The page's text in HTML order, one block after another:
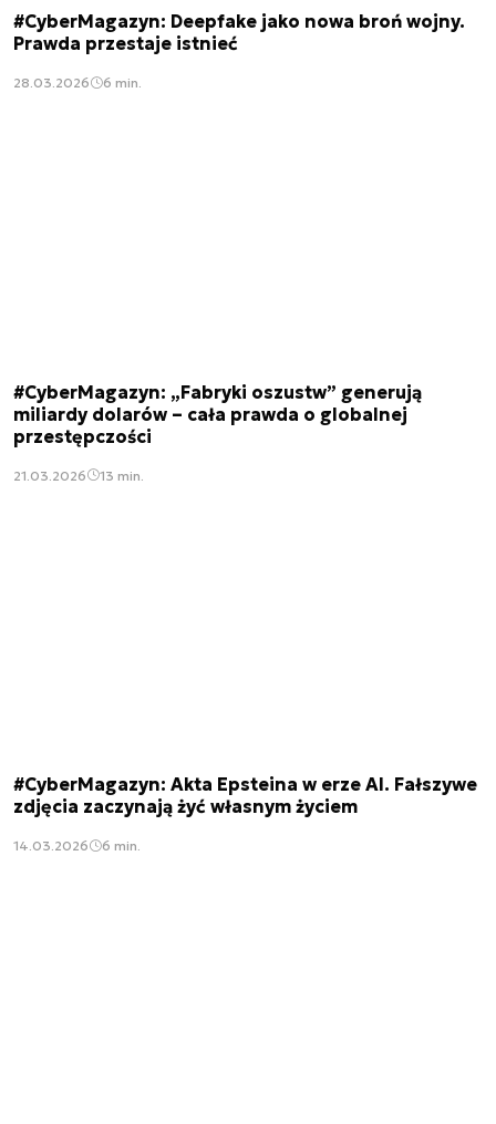
#CyberMagazyn: Deepfake jako nowa broń wojny.
Prawda przestaje istnieć
28.03.2026 6 min.
#CyberMagazyn: „Fabryki oszustw” generują
miliardy dolarów – cała prawda o globalnej
przestępczości
21.03.2026 13 min.
#CyberMagazyn: Akta Epsteina w erze AI. Fałszywe
zdjęcia zaczynają żyć własnym życiem
14.03.2026 6 min.